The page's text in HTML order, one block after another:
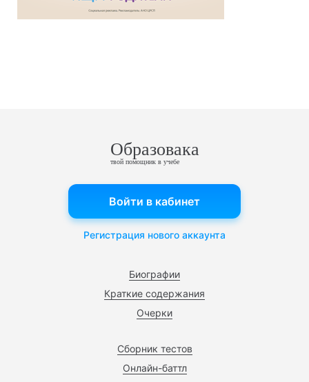
Образовака
твой помощник в учебе
Биографии
Краткие содержания
Очерки
Сборник тестов
Онлайн-баттл
Войти в кабинет
Регистрация нового аккаунта